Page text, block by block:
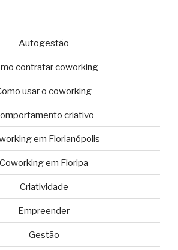
Autogestão
contratar coworking
usar o coworking
criativo
em Florianópolis
Coworking em Floripa
Criatividade
Empreender
Gestão